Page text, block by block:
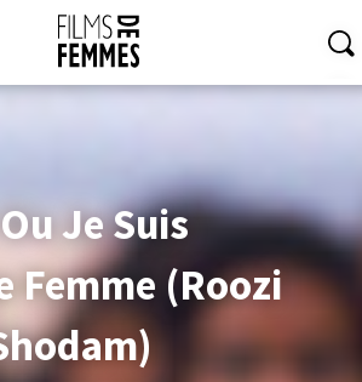
Je Suis
Femme (Roozi